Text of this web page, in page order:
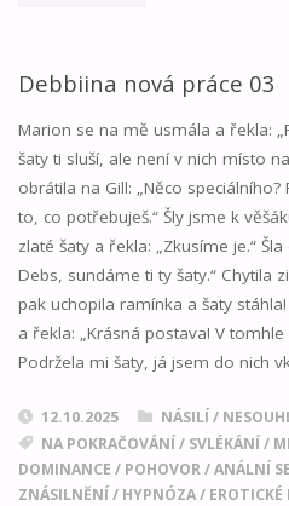
Debbiina nová práce 03
Marion se na mě usmála a řekla:
šaty ti sluší, ale není v nich místo
obrátila na Gill: „Něco
to, co potřebuješ.“ Šly jsme k
zlaté šaty a řekla: „Zkusíme je.“
Debs, sundáme ti ty šaty.“ Chytila
pak uchopila ramínka a šaty
a řekla: „Krásná postava! V
Podržela mi šaty, já jsem do nich
12.10.2025
NÁSILÍ /
NA POKRAČOVÁNÍ / SVLÉKÁNÍ /
DOMINANCE / POHOVOR/ANÁLNÍ
ZNÁSILNĚNÍ / HYPNÓZA/